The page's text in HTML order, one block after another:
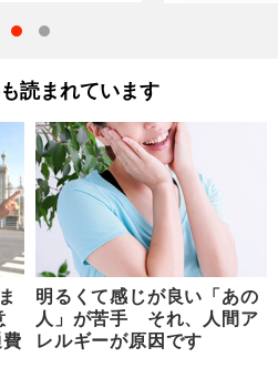
読まれています
明るくて感じが良い「あの
人」が苦手 それ、人間ア
レルギーが原因です